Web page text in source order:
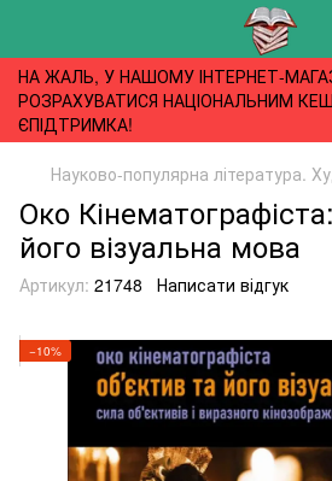
НА ЖАЛЬ, У НАШОМУ ІНТЕРНЕТ-
РОЗРАХУВАТИСЯ НАЦІОНАЛЬНИМ
ЄПІДТРИМКА!
Науково-популярна література.
Око
його візуальна мова
Артикул: 21748 Написати відгук
−10%